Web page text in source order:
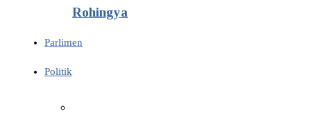
Rohingya
Parlimen
Politik